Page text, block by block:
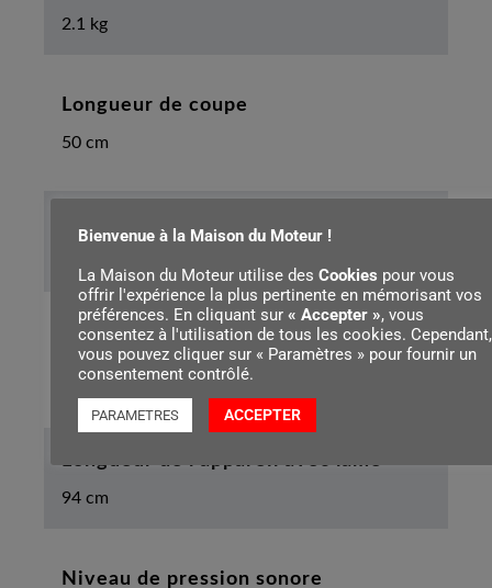
2.1 kg
Longueur de coupe
50 cm
Écartement des dents
Autonomie max. de la batterie AS 2
40 min
Longueur de l’appareil avec lame
94 cm
Niveau de pression sonore
Bienvenue à la Maison du Moteur !
La Maison du Moteur utilise des Cookies pour vous
offrir l'expérience la plus pertinente en mémorisant vos
préférences. En cliquant sur « Accepter », vous
consentez à l'utilisation de tous les cookies. Cependant,
vous pouvez cliquer sur « Paramètres » pour fournir un
consentement contrôlé.
PARAMETRES ACCEPTER